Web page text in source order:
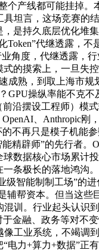
个产线都可能挂掉
坦言，这场竞赛的
是持久底层优化堆
Token”代继透露，
角度，代继透露，
的摸索上，一旦失
成熟，到取上海市
GPU操纵率能不克
前沿摆设工程师）模
、Anthropic
不再只是模子机能
精辟师”的先行者
数据核心市场累计
条极长的落地鸿沟
级智能制制工场”的
辅帮资本。但当这
训。行业起头认识
金融、政务等对不
工业系统，不竭调
电力+算力+数据”正